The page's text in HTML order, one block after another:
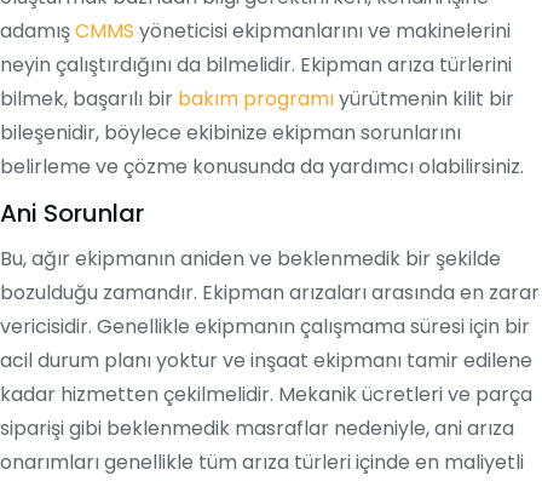
adamışCMMS yöneticisi ekipmanlarını ve makinelerini
neyin çalıştırdığını da bilmelidir. Ekipman arıza türlerini
bilmek, başarılı bir bakım programıyürütmenin kilit bir
bileşenidir, böylece ekibinize ekipman sorunlarını
belirleme ve çözme konusunda da yardımcı olabilirsiniz.
Ani Sorunlar
Bu, ağır ekipmanın aniden ve beklenmedik bir şekilde
bozulduğu zamandır. Ekipman arızaları arasında en zarar
vericisidir. Genellikle ekipmanın çalışmama süresi için bir
acil durum planı yoktur ve inşaat ekipmanı tamir edilene
kadar hizmetten çekilmelidir. Mekanik ücretleri ve parça
siparişi gibi beklenmedik masraflar nedeniyle, ani arıza
onarımları genellikle tüm arıza türleri içinde en maliyetli